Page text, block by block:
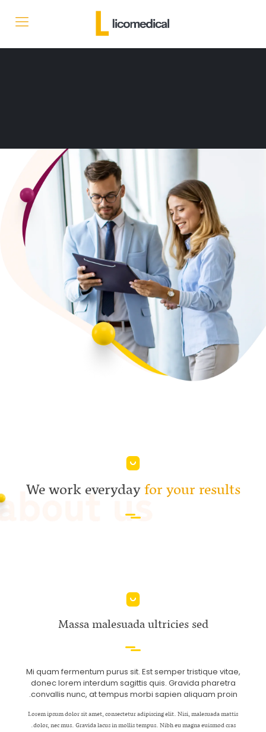
We work everydayfor your results
Massa malesuada ultricies sed
Mi quam fermentum purus sit. Est semper tristique vitae,
donec lorem interdum sagittis quis. Gravida pharetra
convallis nunc, at tempus morbi sapien aliquam proin.
Lorem ipsum dolor sit amet, consectetur adipiscing elit. Nisi, malesuada mattis
dolor, nec mus. Gravida lacus in mollis tempus. Nibh eu magna euismod cras.